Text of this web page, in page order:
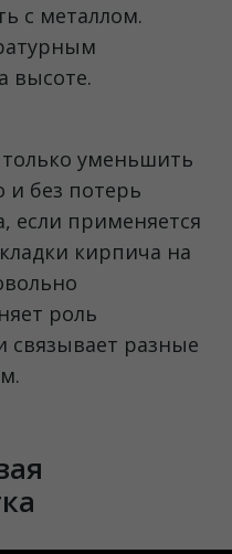
с металлом.
высоте.
уменьшить
и без потерь
если применяется
кирпича на
роль
связывает разные